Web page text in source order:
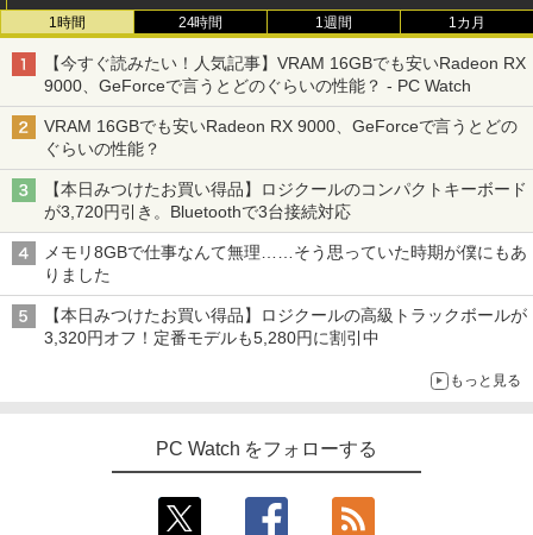
1時間 24時間 1週間 1カ月
【今すぐ読みたい！人気記事】VRAM 16GBでも安いRadeon RX
9000、GeForceで言うとどのぐらいの性能？ - PC Watch
VRAM 16GBでも安いRadeon RX 9000、GeForceで言うとどの
ぐらいの性能？
【本日みつけたお買い得品】ロジクールのコンパクトキーボード
が3,720円引き。Bluetoothで3台接続対応
メモリ8GBで仕事なんて無理……そう思っていた時期が僕にもあ
りました
【本日みつけたお買い得品】ロジクールの高級トラックボールが
3,320円オフ！定番モデルも5,280円に割引中
もっと見る
PC Watch をフォローする